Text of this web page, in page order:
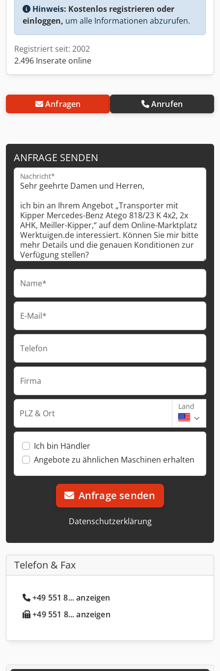
Hinweis: Kostenlos registrieren oder
einloggen, um alle Informationen abzurufen.
Registriert seit: 2002
2.496 Inserate online
Anfragen Anrufen
ANFRAGE SENDEN
Nachricht*
Name*
E-Mail*
Telefon
Firma
PLZ & Ort
Land
Ich bin Händler
Angebote zu ähnlichen Maschinen erhalten
Anfrage senden
Datenschutzerklärung
Telefon & Fax
+49 551 8... anzeigen
+49 551 8... anzeigen